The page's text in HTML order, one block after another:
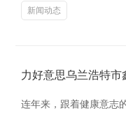
新闻动态
力好意思乌兰浩特
连年来，跟着健康意志